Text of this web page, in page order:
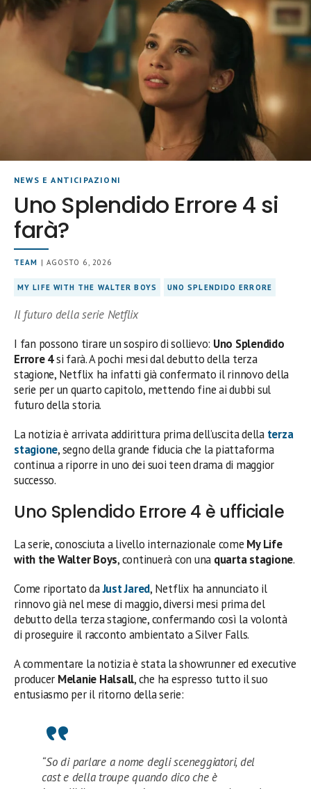
NEWS E ANTICIPAZIONI
Uno Splendido Errore 4 si
farà?
TEAM | AGOSTO 6, 2026
MY LIFE WITH THE WALTER BOYS UNO SPLENDIDO ERRORE
Il futuro della serie Netflix
I fan possono tirare un sospiro di sollievo: Uno Splendido
Errore 4si farà. A pochi mesi dal debutto della terza
stagione, Netflix ha infatti già confermato il rinnovo della
serie per un quarto capitolo, mettendo fine ai dubbi sul
futuro della storia.
La notizia è arrivata addirittura prima dell’uscita della terza
stagione, segno della grande fiducia che la piattaforma
continua a riporre in uno dei suoi teen drama di maggior
successo.
Uno Splendido Errore 4 è ufficiale
La serie, conosciuta a livello internazionale come My Life
with the Walter Boys, continuerà con una quarta stagione.
Come riportato daJust Jared, Netflix ha annunciato il
rinnovo già nel mese di maggio, diversi mesi prima del
debutto della terza stagione, confermando così la volontà
di proseguire il racconto ambientato a Silver Falls.
A commentare la notizia è stata la showrunner ed executive
producer Melanie Halsall, che ha espresso tutto il suo
entusiasmo per il ritorno della serie:
“So di parlare a nome degli sceneggiatori, del
cast e della troupe quando dico che è